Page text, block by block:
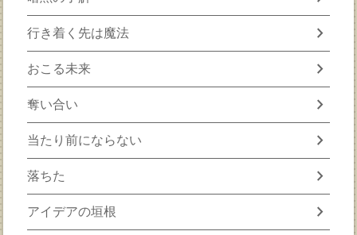
行き着く先は魔法 chevron_right
おこる未来 chevron_right
奪い合い chevron_right
当たり前にならない chevron_right
落ちた chevron_right
アイデアの垣根 chevron_right